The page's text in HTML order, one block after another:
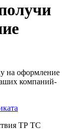
на оформление
компаний-
ТР ТС